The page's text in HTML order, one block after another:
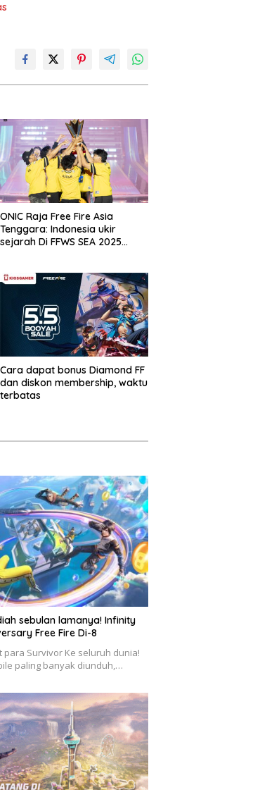
ONIC Raja Free Fire Asia
Tenggara: Indonesia ukir
sejarah Di FFWS SEA 2025
Cara dapat bonus Diamond FF
dan diskon membership, waktu
terbatas
sebulan lamanya! Infinity
Free Fire Di-8
para Survivor Ke seluruh dunia!
paling banyak diunduh,…